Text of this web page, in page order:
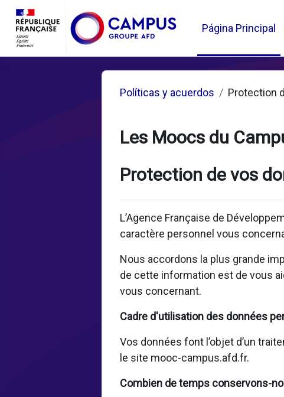
Salta al contenido principal
Página Principal
Políticas y acuerdos Protection
Les Moocs du
Protection de vos
L’Agence Française de
caractère personnel vous
Nous accordons la plus grande
de cette information est de vous
vous concernant.
Cadre d'utilisation des données
Vos données font l’objet d’un
le site mooc-campus.afd.fr.
Combien de temps conservons-